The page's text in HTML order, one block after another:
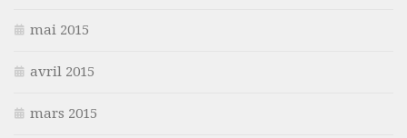
mai 2015
avril 2015
mars 2015